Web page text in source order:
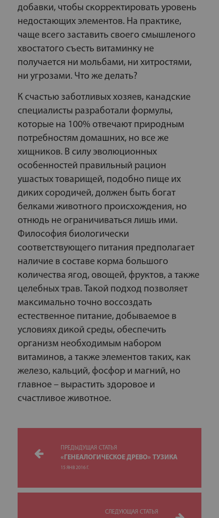
добавки, чтобы скорректировать уровень
недостающих элементов. На практике,
чаще всего заставить своего смышленого
хвостатого съесть витаминку не
получается ни мольбами, ни хитростями,
ни угрозами. Что же делать?
К счастью заботливых хозяев, канадские
специалисты разработали формулы,
которые на 100% отвечают природным
потребностям домашних, но все же
хищников. В силу эволюционных
особенностей правильный рацион
ушастых товарищей, подобно пище их
диких сородичей, должен быть богат
белками животного происхождения, но
отнюдь не ограничиваться лишь ими.
Философия биологически
соответствующего питания предполагает
наличие в составе корма большого
количества ягод, овощей, фруктов, а также
целебных трав. Такой подход позволяет
максимально точно воссоздать
естественное питание, добываемое в
условиях дикой среды, обеспечить
организм необходимым набором
витаминов, а также элементов таких, как
железо, кальций, фосфор и магний, но
главное – вырастить здоровое и
счастливое животное.
ПРЕДЫДУЩАЯ СТАТЬЯ
«ГЕНЕАЛОГИЧЕСКОЕ ДРЕВО» ТУЗИКА
15 ЯНВ 2016 Г.
СЛЕДУЮЩАЯ СТАТЬЯ